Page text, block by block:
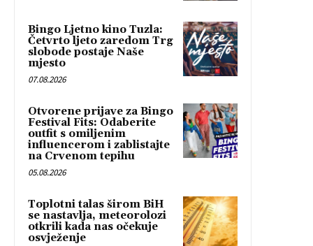
Bingo Ljetno kino Tuzla:
Četvrto ljeto zaredom Trg
slobode postaje Naše
mjesto
07.08.2026
Otvorene prijave za Bingo
Festival Fits: Odaberite
outfit s omiljenim
influencerom i zablistajte
na Crvenom tepihu
05.08.2026
Toplotni talas širom BiH
se nastavlja, meteorolozi
otkrili kada nas očekuje
osvježenje